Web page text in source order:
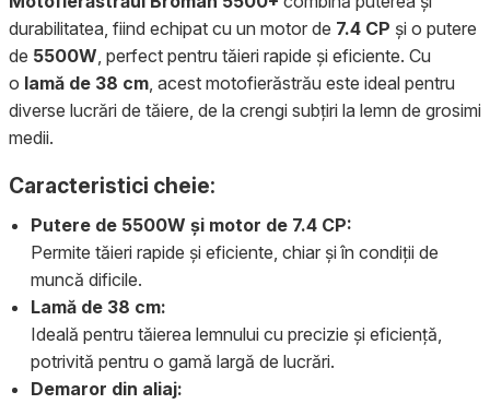
durabilitatea, fiind echipat cu un motor de 7.4 CP și o putere
de 5500W , perfect pentru tăieri rapide și eficiente. Cu
o lamă de 38 cm , acest motofierăstrău este ideal pentru
diverse lucrări de tăiere, de la crengi subțiri la lemn de grosimi
medii.
Caracteristici cheie:
Putere de 5500W și motor de 7.4 CP:
Permite tăieri rapide și eficiente, chiar și în condiții de
muncă dificile.
Lamă de 38 cm:
Ideală pentru tăierea lemnului cu precizie și eficiență,
potrivită pentru o gamă largă de lucrări.
Demaror din aliaj: